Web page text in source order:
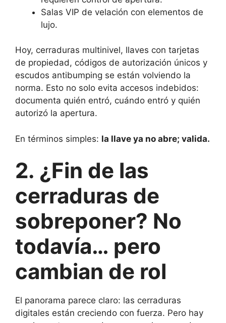
Salas VIP de velación con elementos de
lujo.
Hoy, cerraduras multinivel, llaves con tarjetas
de propiedad, códigos de autorización únicos y
escudos antibumping se están volviendo la
norma. Esto no solo evita accesos indebidos:
documenta quién entró, cuándo entró y quién
autorizó la apertura.
En términos simples: la llave ya no abre; valida.
2. ¿Fin de las
cerraduras de
sobreponer? No
todavía… pero
cambian de rol
El panorama parece claro: las cerraduras
digitales están creciendo con fuerza. Pero hay